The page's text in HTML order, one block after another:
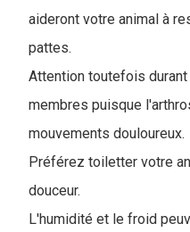
aideront votre animal à
pattes.
Attention toutefois
membres puisque
mouvements douloureux.
Préférez toiletter votre
douceur.
L'humidité et le froid